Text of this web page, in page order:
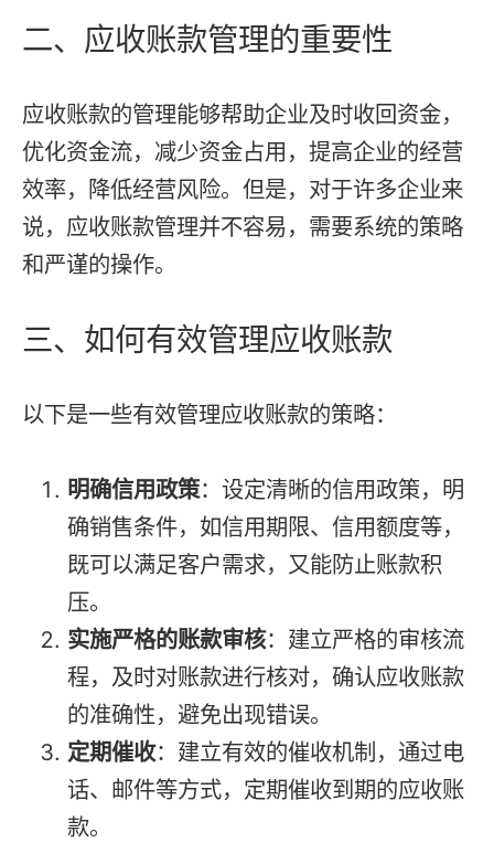
二、应收账款管理的重要性
应收账款的管理能够帮助企业及时收回资金，
优化资金流，减少资金占用，提高企业的经营
效率，降低经营风险。但是，对于许多企业来
说，应收账款管理并不容易，需要系统的策略
和严谨的操作。
三、如何有效管理应收账款
以下是一些有效管理应收账款的策略：
明确信用政策：设定清晰的信用政策，明
确销售条件，如信用期限、信用额度等，
既可以满足客户需求，又能防止账款积
压。
实施严格的账款审核：建立严格的审核流
程，及时对账款进行核对，确认应收账款
的准确性，避免出现错误。
定期催收：建立有效的催收机制，通过电
话、邮件等方式，定期催收到期的应收账
款。